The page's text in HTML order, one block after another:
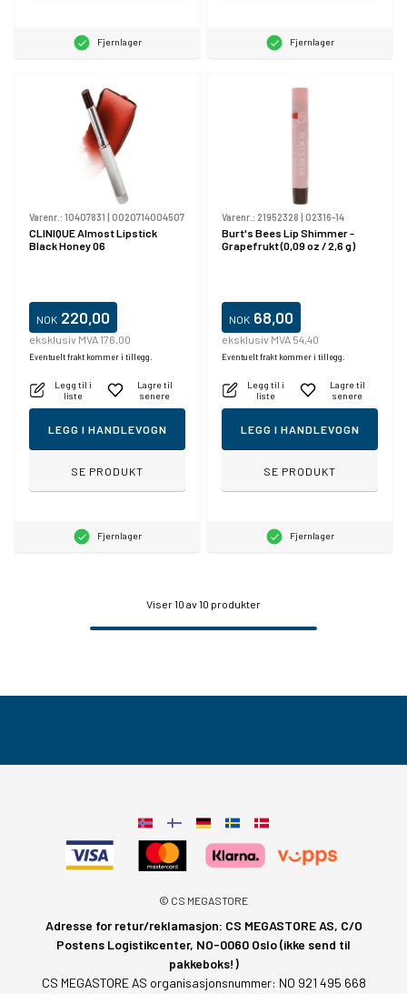
Fjernlager Fjernlager
Varenr.: 10407831 0020714004507
CLINIQUE Almost Lipstick
Black Honey 06
NOK 220,00
eksklusiv MVA 176,00
Eventuelt frakt kommer i tillegg.
Legg til i
liste
Lagre til
senere
LEGG I HANDLEVOGN
SE PRODUKT
Fjernlager
Varenr.: 21952328 02316-14
Burt's Bees Lip Shimmer -
Grapefrukt (0,09 oz / 2,6 g)
NOK 68,00
eksklusiv MVA 54,40
Eventuelt frakt kommer i tillegg.
Legg til i
liste
Lagre til
senere
LEGG I HANDLEVOGN
SE PRODUKT
Fjernlager
Viser10 av 10 produkter
© CS MEGASTORE
Adresse for retur/reklamasjon: CS MEGASTORE AS, C/O
Postens Logistikcenter, NO-0060 Oslo (ikke send til
pakkeboks!)
CS MEGASTORE AS organisasjonsnummer: NO 921 495 668